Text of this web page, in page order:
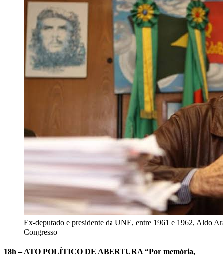
Ex-deputado e presidente da UNE, entre 1961 e 1962, Aldo
Congresso
18h – ATO POLÍTICO DE ABERTURA “Por memória,